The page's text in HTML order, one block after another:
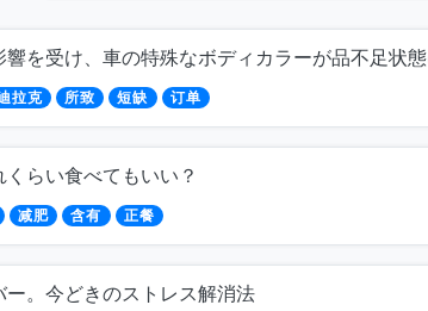
響を受け、車の特殊なボディカラーが品不足状態
拉克 所致 短缺 订单
くらい食べてもいい？
减肥 含有 正餐
ー。今どきのストレス解消法